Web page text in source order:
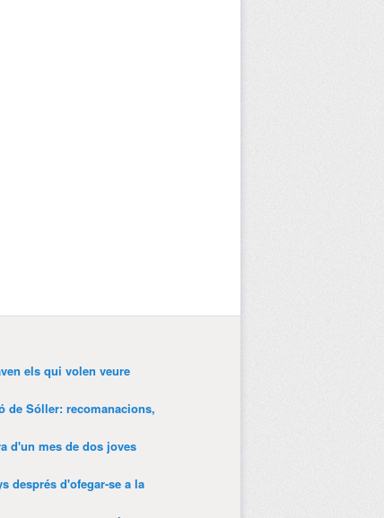
els qui volen veure
de Sóller: recomanacions,
d'un mes de dos joves
després d'ofegar-se a la